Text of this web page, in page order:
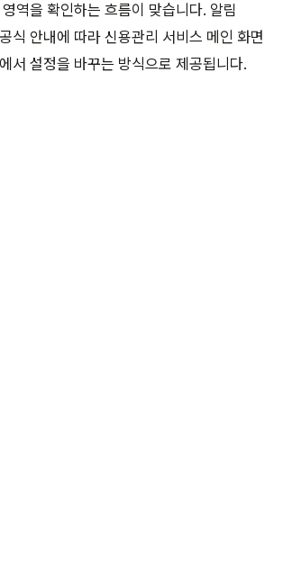
역을 확인하는 흐름이 맞습니다. 알림
식 안내에 따라 신용관리 서비스 메인 화면
서 설정을 바꾸는 방식으로 제공됩니다.